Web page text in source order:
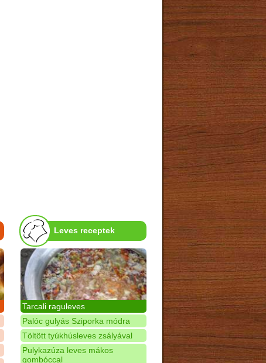
Leves receptek
Tarcali raguleves
Palóc gulyás Sziporka módra
Töltött tyúkhúsleves zsályával
Pulykazúza leves mákos
gombóccal